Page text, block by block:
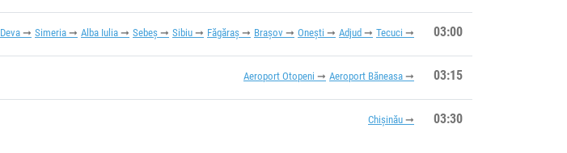
Deva Simeria Alba Iulia Sebeș Sibiu Făgăraș Brașov Onești Adjud Tecuci 03:00
Aeroport Otopeni Aeroport Băneasa 03:15
Chișinău 03:30